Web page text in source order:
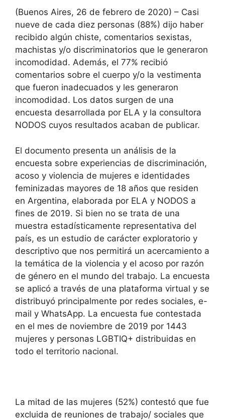
(Buenos Aires, 26 de febrero de 2020) – Casi
nueve de cada diez personas (88%) dijo haber
recibido algún chiste, comentarios sexistas,
machistas y/o discriminatorios que le generaron
incomodidad. Además, el 77% recibió
comentarios sobre el cuerpo y/o la vestimenta
que fueron inadecuados y les generaron
incomodidad. Los datos surgen de una
encuesta desarrollada por ELA y la consultora
NODOS cuyos resultados acaban de publicar.
El documento presenta un análisis de la
encuesta sobre experiencias de discriminación,
acoso y violencia de mujeres e identidades
feminizadas mayores de 18 años que residen
en Argentina, elaborada por ELA y NODOS a
fines de 2019. Si bien no se trata de una
muestra estadísticamente representativa del
país, es un estudio de carácter exploratorio y
descriptivo que nos permitirá un acercamiento a
la temática de la violencia y el acoso por razón
de género en el mundo del trabajo. La encuesta
se aplicó a través de una plataforma virtual y se
distribuyó principalmente por redes sociales, e-
mail y WhatsApp. La encuesta fue contestada
en el mes de noviembre de 2019 por 1443
mujeres y personas LGBTIQ+ distribuidas en
todo el territorio nacional.
La mitad de las mujeres (52%) contestó que fue
excluida de reuniones de trabajo/ sociales que